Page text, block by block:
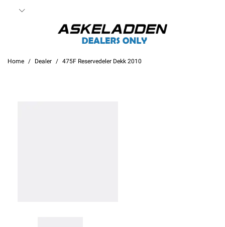
Home Dealer 475F Reservedeler Dekk 2010